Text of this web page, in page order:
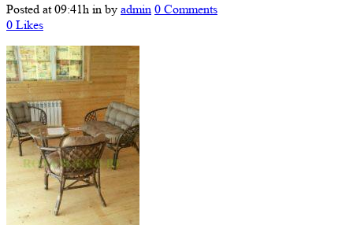
Posted at 09:41h in by admin 0 Comments
0 Likes